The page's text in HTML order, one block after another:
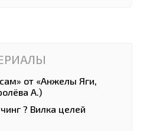
от «Анжелы Яги,
А.)
? Вилка целей